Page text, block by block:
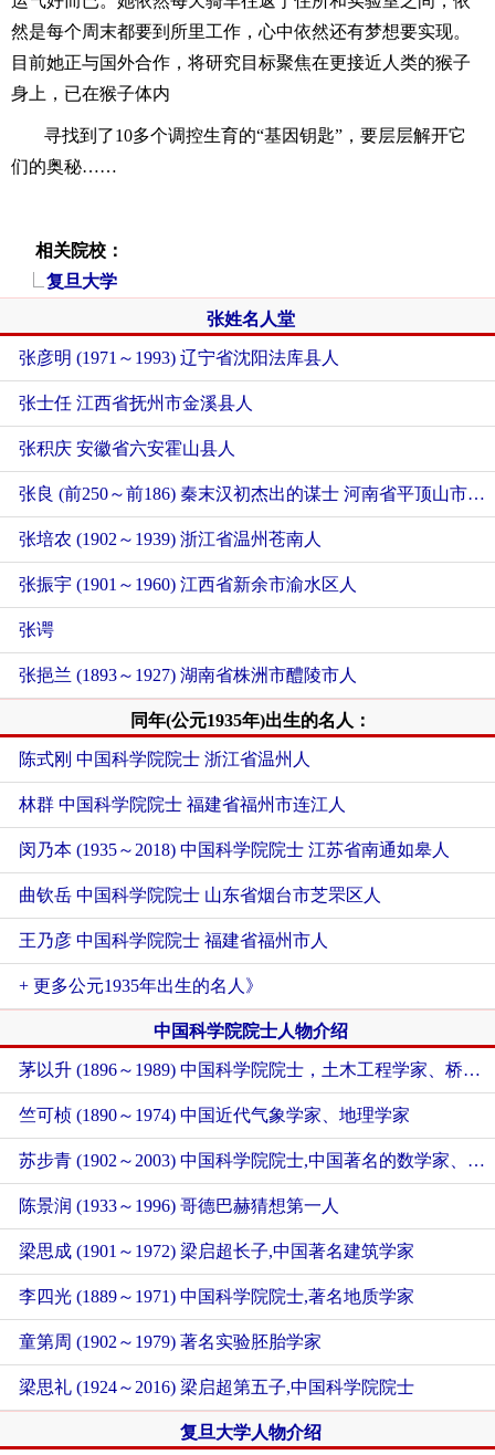
然是每个周末都要到所里工作，心中依然还有梦想要实现。
目前她正与国外合作，将研究目标聚焦在更接近人类的猴子
身上，已在猴子体内
寻找到了10多个调控生育的“基因钥匙”，要层层解开它
们的奥秘……
相关院校：
复旦大学
张姓名人堂
张彦明 (1971～1993) 辽宁省沈阳法库县人
张士任 江西省抚州市金溪县人
张积庆 安徽省六安霍山县人
张良 (前250～前186) 秦末汉初杰出的谋士 河南省平顶山市郏县人
张培农 (1902～1939) 浙江省温州苍南人
张振宇 (1901～1960) 江西省新余市渝水区人
张谔
张挹兰 (1893～1927) 湖南省株洲市醴陵市人
同年(公元1935年)出生的名人：
陈式刚 中国科学院院士 浙江省温州人
林群 中国科学院院士 福建省福州市连江人
闵乃本 (1935～2018) 中国科学院院士 江苏省南通如皋人
曲钦岳 中国科学院院士 山东省烟台市芝罘区人
王乃彦 中国科学院院士 福建省福州市人
+ 更多公元1935年出生的名人》
中国科学院院士人物介绍
茅以升 (1896～1989) 中国科学院院士，土木工程学家、桥梁专家、工程教育家
竺可桢 (1890～1974) 中国近代气象学家、地理学家
苏步青 (1902～2003) 中国科学院院士,中国著名的数学家、教育家，中国微分几何学派创始人
陈景润 (1933～1996) 哥德巴赫猜想第一人
梁思成 (1901～1972) 梁启超长子,中国著名建筑学家
李四光 (1889～1971) 中国科学院院士,著名地质学家
童第周 (1902～1979) 著名实验胚胎学家
梁思礼 (1924～2016) 梁启超第五子,中国科学院院士
复旦大学人物介绍